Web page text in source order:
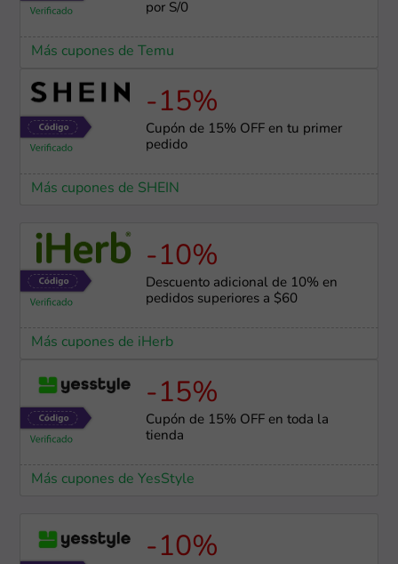
por S/0
Más cupones de Temu
-15%
Cupón de 15% OFF en tu primer
pedido
Más cupones de SHEIN
-10%
Descuento adicional de 10% en
pedidos superiores a $60
Más cupones de iHerb
-15%
Cupón de 15% OFF en toda la
tienda
Más cupones de YesStyle
-10%